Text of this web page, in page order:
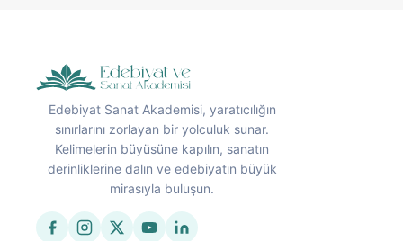
Edebiyat Sanat Akademisi, yaratıcılığın
sınırlarını zorlayan bir yolculuk sunar.
Kelimelerin büyüsüne kapılın, sanatın
derinliklerine dalın ve edebiyatın büyük
mirasıyla buluşun.